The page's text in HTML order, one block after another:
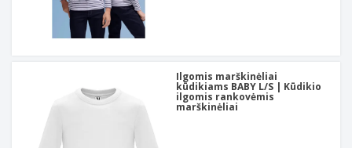
Ilgomis marškinėliai
kūdikiams BABY L/S | Kūdikio
ilgomis rankovėmis
marškinėliai